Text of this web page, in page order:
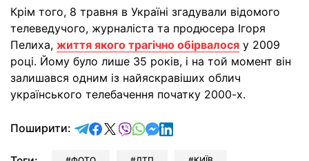
Крім того, 8 травня в Україні згадували відомого
телеведучого, журналіста та продюсера Ігоря
Пелиха, життя якого трагічно обірвалося у 2009
році. Йому було лише 35 років, і на той момент він
залишався одним із найяскравіших облич
українського телебачення початку 2000-х.
Поширити: відправити у Telegram
поділитись у Facebook
поділитись у X
відправити у Viber
відправити у Whatsapp
відправити у Messenger
відправити у LinkedIn